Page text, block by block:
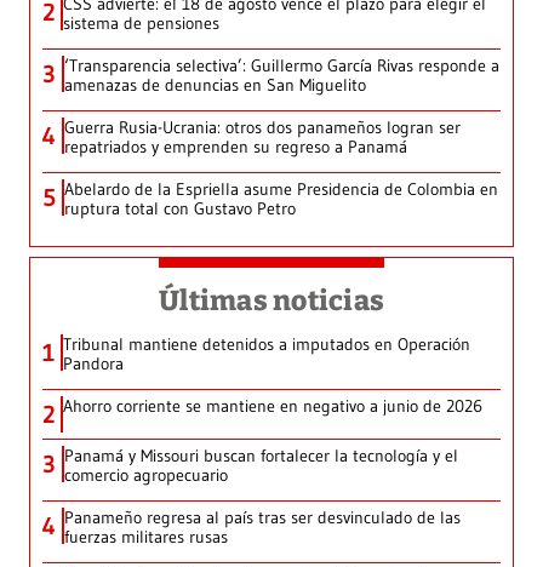
2 sistema de pensiones
3 ‘Transparencia selectiva’: Guillermo García Rivas responde a
amenazas de denuncias en San Miguelito
4 Guerra Rusia-Ucrania: otros dos panameños logran ser
repatriados y emprenden su regreso a Panamá
5 Abelardo de la Espriella asume Presidencia de Colombia en
ruptura total con Gustavo Petro
Últimas noticias
1 Tribunal mantiene detenidos a imputados en Operación
Pandora
2 Ahorro corriente se mantiene en negativo a junio de 2026
3 Panamá y Missouri buscan fortalecer la tecnología y el
comercio agropecuario
4 Panameño regresa al país tras ser desvinculado de las
fuerzas militares rusas